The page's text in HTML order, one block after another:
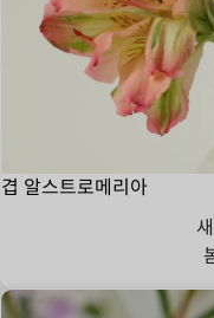
겹 알스트로메리아